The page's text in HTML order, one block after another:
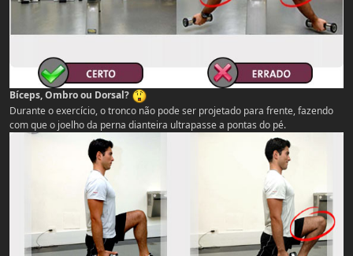
Bíceps, Ombro ou Dorsal?
Durante o exercício, o tronco não pode ser projetado para frente, fazendo
com que o joelho da perna dianteira ultrapasse a pontas do pé.